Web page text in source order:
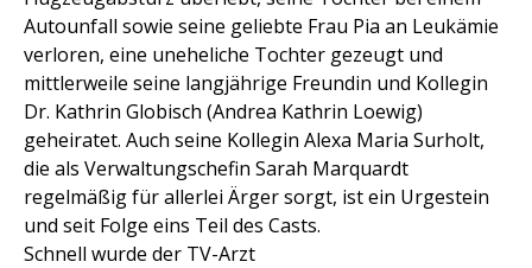
Autounfall sowie seine geliebte Frau Pia an Leukämie
verloren, eine uneheliche Tochter gezeugt und
mittlerweile seine langjährige Freundin und Kollegin
Dr. Kathrin Globisch (Andrea Kathrin Loewig)
geheiratet. Auch seine Kollegin Alexa Maria Surholt,
die als Verwaltungschefin Sarah Marquardt
regelmäßig für allerlei Ärger sorgt, ist ein Urgestein
und seit Folge eins Teil des Casts.
Schnell wurde der TV-Arzt